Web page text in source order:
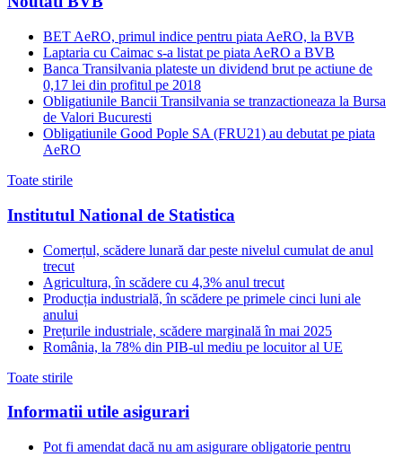
BET AeRO, primul indice pentru piata AeRO, la BVB
Laptaria cu Caimac s-a listat pe piata AeRO a BVB
Banca Transilvania plateste un dividend brut pe actiune de
0,17 lei din profitul pe 2018
Obligatiunile Bancii Transilvania se tranzactioneaza la Bursa
de Valori Bucuresti
Obligatiunile Good Pople SA (FRU21) au debutat pe piata
AeRO
Toate stirile
Institutul National de Statistica
Comerțul, scădere lunară dar peste nivelul cumulat de anul
trecut
Agricultura, în scădere cu 4,3% anul trecut
Producția industrială, în scădere pe primele cinci luni ale
anului
Prețurile industriale, scădere marginală în mai 2025
România, la 78% din PIB-ul mediu pe locuitor al UE
Toate stirile
Informatii utile asigurari
Pot fi amendat dacă nu am asigurare obligatorie pentru